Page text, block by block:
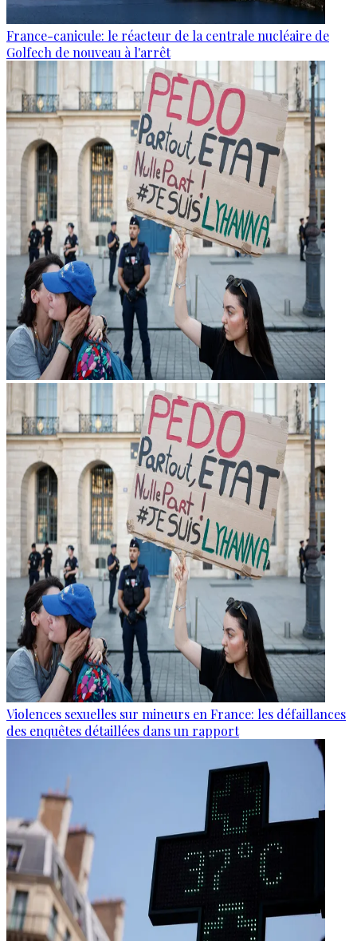
France-canicule: le réacteur de la centrale nucléaire de
Golfech de nouveau à l'arrêt
Violences sexuelles sur mineurs en France: les défaillances
des enquêtes détaillées dans un rapport